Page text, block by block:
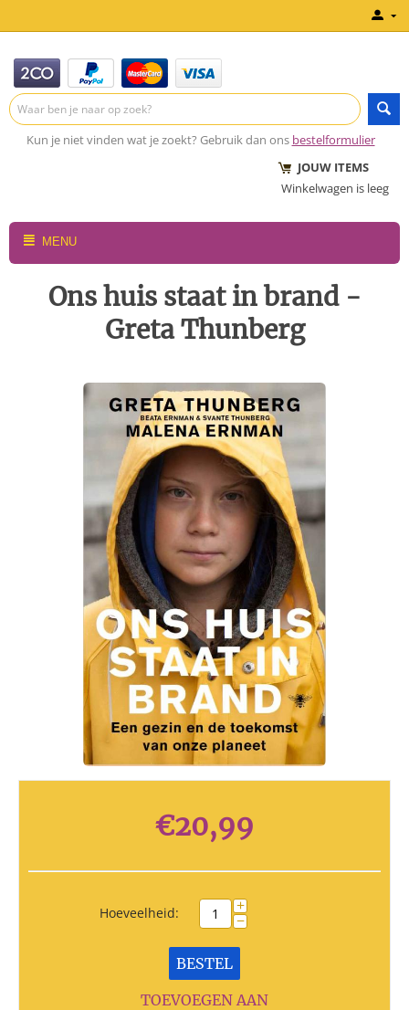
Kun je niet vinden wat je zoekt? Gebruik dan ons bestelformulier
JOUW ITEMS
Winkelwagen is leeg
MENU
Ons huis staat in brand -
Greta Thunberg
€20,99
Hoeveelheid: +
−
BESTEL
TOEVOEGEN AAN